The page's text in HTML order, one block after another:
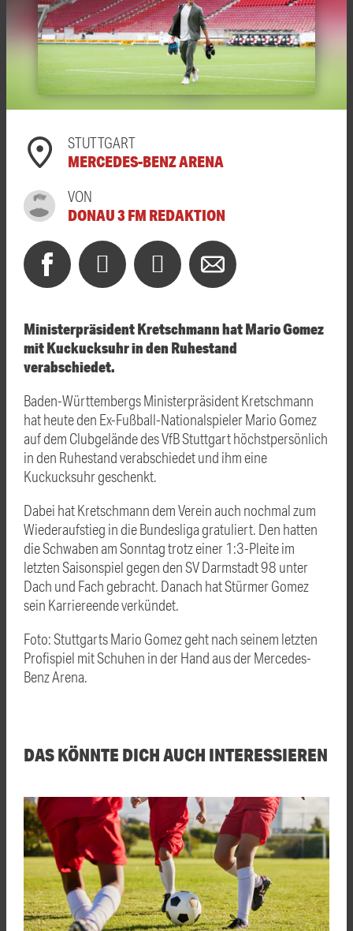
STUTTGART
MERCEDES-BENZ ARENA
VON
DONAU 3 FM REDAKTION
Ministerpräsident Kretschmann hat Mario Gomez
mit Kuckucksuhr in den Ruhestand
verabschiedet.
Baden-Württembergs Ministerpräsident Kretschmann
hat heute den Ex-Fußball-Nationalspieler Mario Gomez
auf dem Clubgelände des VfB Stuttgart höchstpersönlich
in den Ruhestand verabschiedet und ihm eine
Kuckucksuhr geschenkt.
Dabei hat Kretschmann dem Verein auch nochmal zum
Wiederaufstieg in die Bundesliga gratuliert. Den hatten
die Schwaben am Sonntag trotz einer 1:3-Pleite im
letzten Saisonspiel gegen den SV Darmstadt 98 unter
Dach und Fach gebracht. Danach hat Stürmer Gomez
sein Karriereende verkündet.
Foto: Stuttgarts Mario Gomez geht nach seinem letzten
Profispiel mit Schuhen in der Hand aus der Mercedes-
Benz Arena.
DAS KÖNNTE DICH AUCH INTERESSIEREN